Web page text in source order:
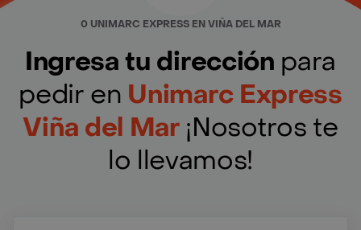
0 UNIMARC EXPRESS EN VIÑA DEL MAR
Ingresa tu dirección para
pedir en Unimarc Express
Viña del Mar¡Nosotros te
lo llevamos!